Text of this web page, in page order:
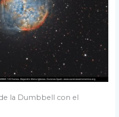
la Dumbbell con el